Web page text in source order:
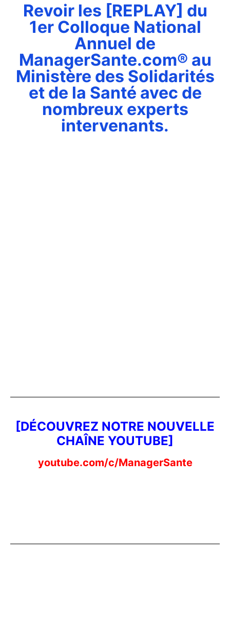
Revoir les [REPLAY] du
1er Colloque National
Annuel de
ManagerSante.com® au
Ministère des Solidarités
et de la Santé avec de
nombreux experts
intervenants.
[DÉCOUVREZ NOTRE NOUVELLE
CHAÎNE YOUTUBE]
youtube.com/c/ManagerSante